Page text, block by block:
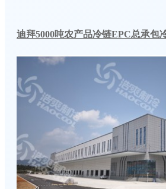
迪拜5000吨农产品冷链EPC总承包